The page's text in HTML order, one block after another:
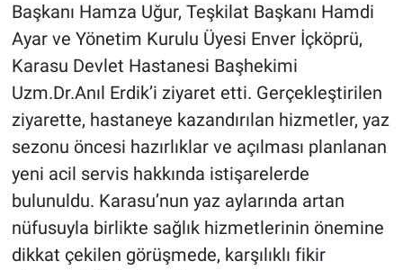
Başkanı Hamza Uğur, Teşkilat Başkanı Hamdi
Ayar ve Yönetim Kurulu Üyesi Enver İçköprü,
Karasu Devlet Hastanesi Başhekimi
Uzm.Dr.Anıl Erdik’i ziyaret etti. Gerçekleştirilen
ziyarette, hastaneye kazandırılan hizmetler, yaz
sezonu öncesi hazırlıklar ve açılması planlanan
yeni acil servis hakkında istişarelerde
bulunuldu. Karasu’nun yaz aylarında artan
nüfusuyla birlikte sağlık hizmetlerinin önemine
dikkat çekilen görüşmede, karşılıklı fikir